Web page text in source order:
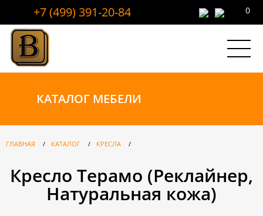
+7 (499) 391-20-84 0
КАТАЛОГ МЕБЕЛИ
ГЛАВНАЯ / КАТАЛОГ / КРЕСЛА /
Кресло Терамо (Реклайнер,
Натуральная кожа)